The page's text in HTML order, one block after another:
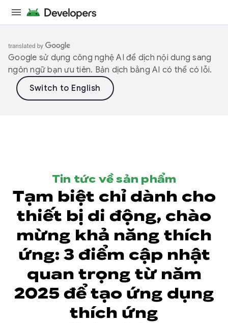
Google sử dụng công nghệ AI để dịch nội dung sang
ngôn ngữ bạn ưu tiên. Bản dịch bằng AI có thể có lỗi.
Tin tức về sản phẩm
Tạm biệt chỉ dành cho
thiết bị di động, chào
mừng khả năng thích
ứng: 3 điểm cập nhật
quan trọng từ năm
2025 để tạo ứng dụng
thích ứng